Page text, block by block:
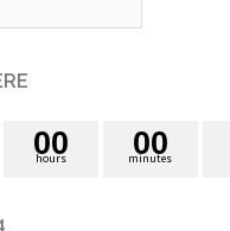
hours
00 minutes
00